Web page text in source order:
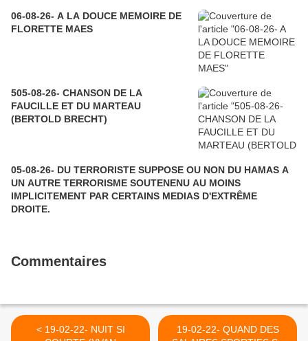
06-08-26- A LA DOUCE MEMOIRE DE
FLORETTE MAES
505-08-26- CHANSON DE LA
FAUCILLE ET DU MARTEAU
(BERTOLD BRECHT)
05-08-26- DU TERRORISTE SUPPOSE OU NON DU HAMAS A
UN AUTRE TERRORISME SOUTENENU AU MOINS
IMPLICITEMENT PAR CERTAINS MEDIAS D'EXTRÊME
DROITE.
Commentaires
< 19-02-22- NUIT SI
19-02-22- QUAND DES